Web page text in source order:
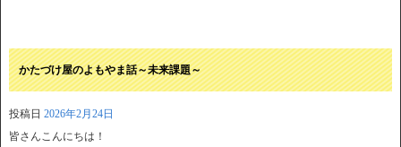
かたづけ屋のよもやま話～未来課題～
投稿日 2026年2月24日
皆さんこんにちは！